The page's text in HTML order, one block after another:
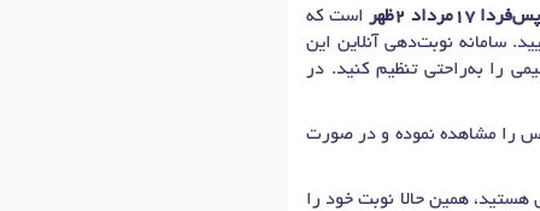
پس‌فردا 17مرداد 2ظهر
است که
سامانه نوبت‌دهی آنلاین این
را به‌راحتی تنظیم کنید. در
را مشاهده نموده و در صورت
همین حالا نوبت خود را